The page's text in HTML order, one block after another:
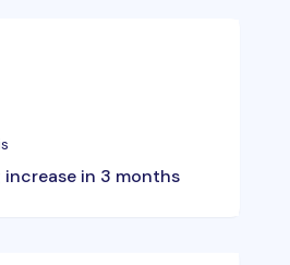
in 3 months